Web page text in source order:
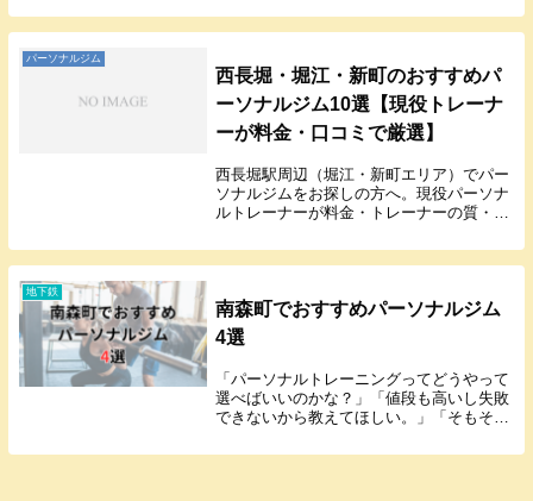
比較。医師監修・女性専用・コスパ重視・
24時間ジムまで、あなたに合うジムが見つ
パーソナルジム
西長堀・堀江・新町のおすすめパ
ーソナルジム10選【現役トレーナ
ーが料金・口コミで厳選】
西長堀駅周辺（堀江・新町エリア）でパー
ソナルジムをお探しの方へ。現役パーソナ
ルトレーナーが料金・トレーナーの質・通
キング形式で徹底比較。女性専用・格闘技
系・コンビニジムまで、あなたに合うジム
地下鉄
南森町でおすすめパーソナルジム
4選
「パーソナルトレーニングってどうやって
選べばいいのかな？」「値段も高いし失敗
できないから教えてほしい。」「そもそも
のかな？」こんな悩みに答えます。結論か